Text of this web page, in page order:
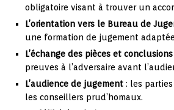
obligatoire visant à trouver un
L’orientation vers le Bureau de
une formation de jugement
L’échange des pièces et conclusions
preuves à l’adversaire avant
L’audience de jugement : les
les conseillers prud’homaux.